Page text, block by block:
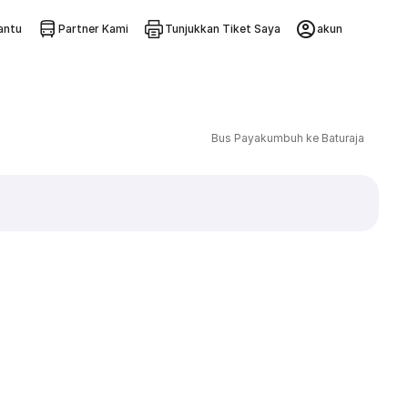
Partner Kami Tunjukkan Tiket Saya akun
Bus Payakumbuh ke Baturaja